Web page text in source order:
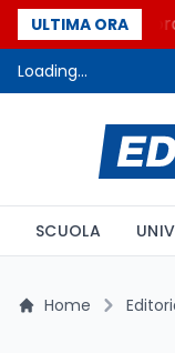
ULTIMA ORA
Quanto è
Loading...
SCUOLA
Home